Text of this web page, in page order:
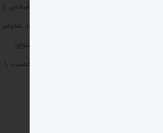
قدیمی ایران در زمان قبل از انقلاب اسلامی را
کشیدن باور، هنجار و دیدگاه یک ملت است. علاوه‌بر
جلب می‌کند و او را به درک با دقت‌تر محتوای
و تحلیل کرده و تغییر و انطباق تعامل شخصیت را